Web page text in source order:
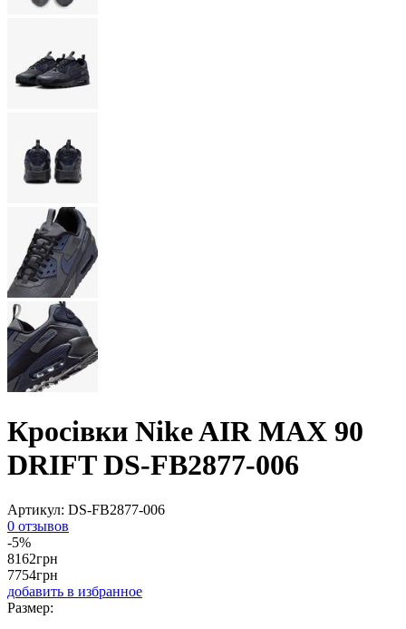
Кросівки Nike AIR MAX 90
DRIFT DS-FB2877-006
Артикул: DS-FB2877-006
0 отзывов
-5%
8162грн
7754грн
добавить в избранное
Размер: